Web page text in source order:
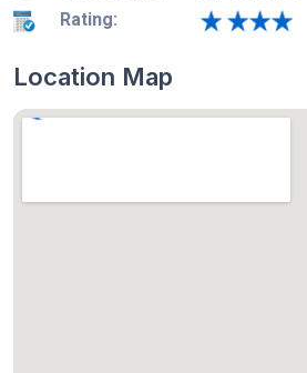
Rating:
Location Map